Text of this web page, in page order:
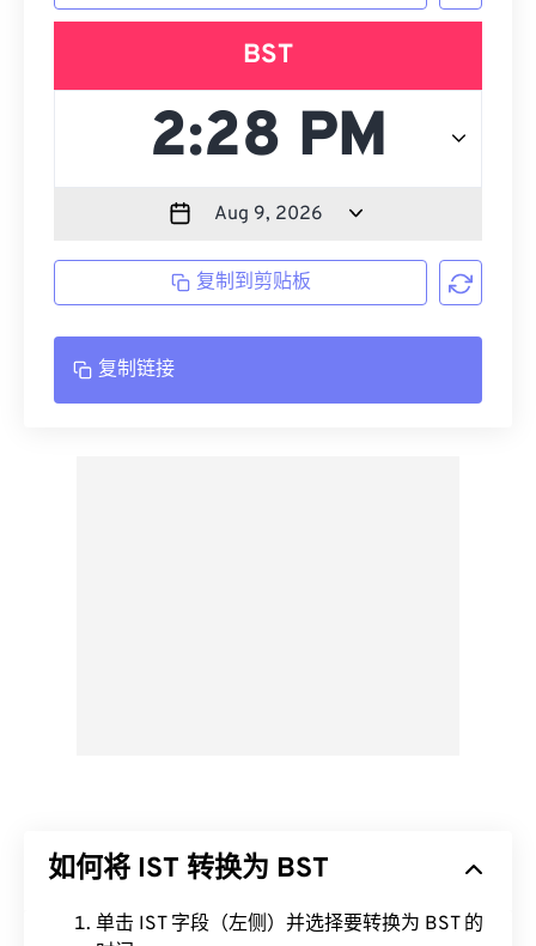
BST
复制到剪贴板
复制链接
如何将 IST 转换为 BST
单击 IST 字段（左侧）并选择要转换为 BST 的